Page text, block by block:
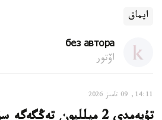
ايماق
без автора
اۆتور
14:11, 09 تامىز 2026